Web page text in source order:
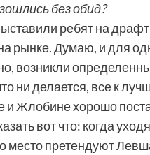
без обид?
ребят на драфт
рынке. Думаю, и для
возникли
ни делается, все к
и Жлобине хорошо
вот что: когда
место претендуют